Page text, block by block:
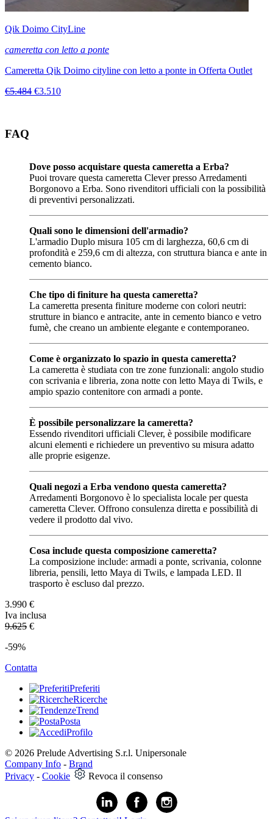
Qik Doimo CityLine
cameretta con letto a ponte
Cameretta Qik Doimo cityline con letto a ponte in Offerta Outlet
€5.484 €3.510
FAQ
Dove posso acquistare questa cameretta a Erba?
Puoi trovare questa cameretta Clever presso Arredamenti
Borgonovo a Erba. Sono rivenditori ufficiali con la possibilità
di preventivi personalizzati.
Quali sono le dimensioni dell'armadio?
L'armadio Duplo misura 105 cm di larghezza, 60,6 cm di
profondità e 259,6 cm di altezza, con struttura bianca e ante in
cemento bianco.
Che tipo di finiture ha questa cameretta?
La cameretta presenta finiture moderne con colori neutri:
strutture in bianco e antracite, ante in cemento bianco e vetro
fumè, che creano un ambiente elegante e contemporaneo.
Come è organizzato lo spazio in questa cameretta?
La cameretta è studiata con tre zone funzionali: angolo studio
con scrivania e libreria, zona notte con letto Maya di Twils, e
ampio spazio contenitore con armadi a ponte.
È possibile personalizzare la cameretta?
Essendo rivenditori ufficiali Clever, è possibile modificare
alcuni elementi e richiedere un preventivo su misura adatto
alle proprie esigenze.
Quali negozi a Erba vendono questa cameretta?
Arredamenti Borgonovo è lo specialista locale per questa
cameretta Clever. Offrono consulenza diretta e possibilità di
vedere il prodotto dal vivo.
Cosa include questa composizione cameretta?
La composizione include: armadi a ponte, scrivania, colonne
libreria, pensili, letto Maya di Twils, e lampada LED. Il
trasporto è escluso dal prezzo.
3.990 €
Iva inclusa
9.625 €
-59%
Contatta
Preferiti
Ricerche
Trend
Posta
Profilo
© 2026 Prelude Advertising S.r.l. Unipersonale
Company Info - Brand
Privacy - Cookie Revoca il consenso